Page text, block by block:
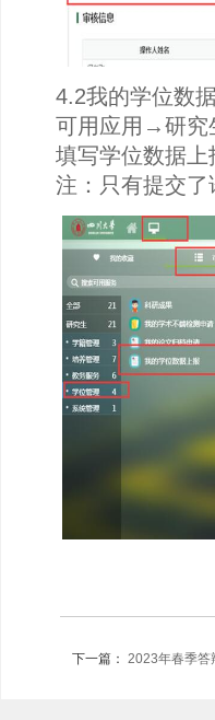
4.2我的学位数
可用应用→研究
填写学位数据
注：只有提交
下一篇： 2023年春季答